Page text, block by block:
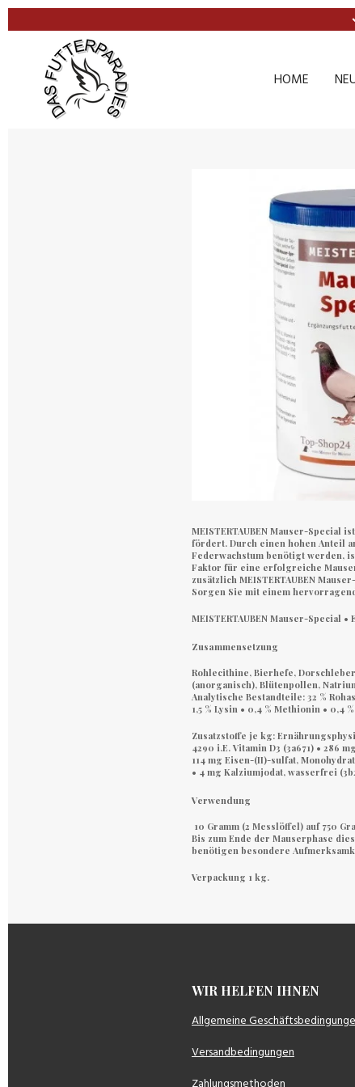
HOME
MEISTERTAUBEN Mauser-Special
fördert. Durch einen hohen Anteil
Federwachstum benötigt werden,
Faktor für eine erfolgreiche
zusätzlich MEISTERTAUBEN
Sorgen Sie mit einem
MEISTERTAUBEN Mauser-Special
Zusammensetzung
Rohlecithine, Bierhefe,
(anorganisch), Blütenpollen,
Analytische Bestandteile: 32 %
1,5 % Lysin • 0,4 % Methionin • 0,4
Zusatzstoffe je kg:
4290 i.E. Vitamin D3 (3a671) • 286
114 mg Eisen-(II)-sulfat,
• 4 mg Kalziumjodat, wasserfrei
Verwendung
10 Gramm (2 Messlöffel) auf 750
Bis zum Ende der Mauserphase
benötigen besondere
Verpackung 1 kg.
WIR HELFEN
Allgemeine
Versandbedingungen